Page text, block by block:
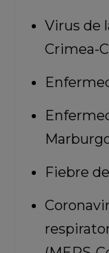
Virus de
Crimea-
Fiebre